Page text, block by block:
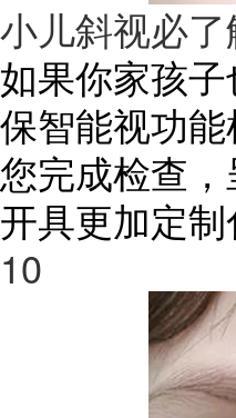
小儿斜视必
如果你家孩
保智能视功
您完成检查
开具更加定
10